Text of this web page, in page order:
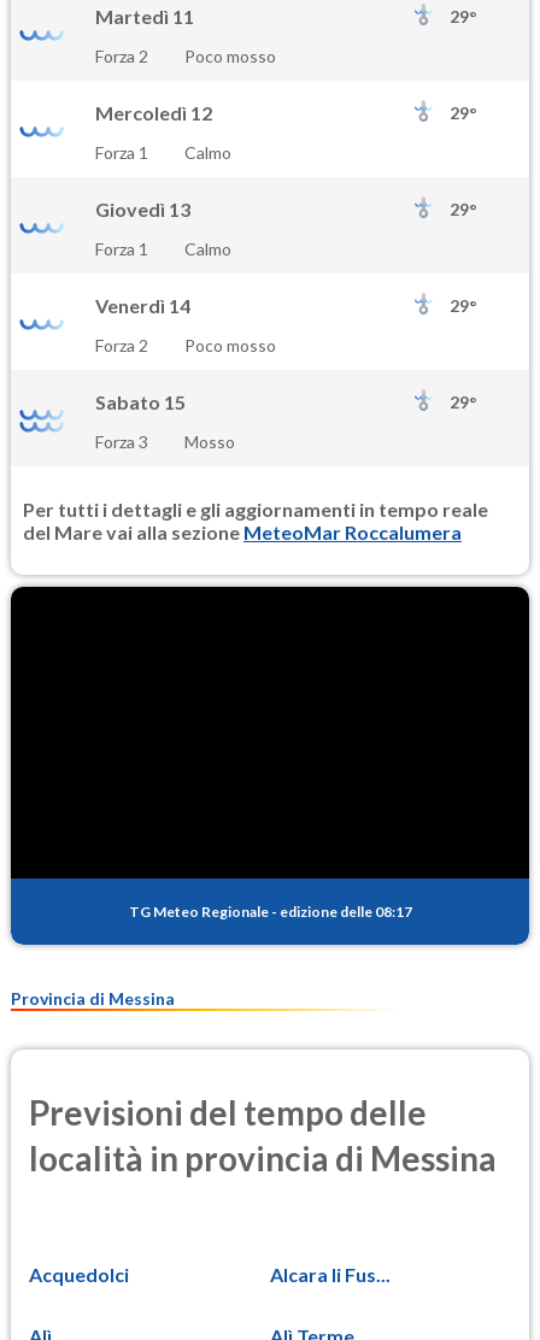
Martedì 11
29°
Forza 2
Poco mosso
Mercoledì 12
29°
Forza 1
Calmo
Giovedì 13
29°
Forza 1
Calmo
Venerdì 14
29°
Forza 2
Poco mosso
Sabato 15
29°
Forza 3
Mosso
Per tutti i dettagli e gli aggiornamenti in tempo reale
del Mare vai alla sezione MeteoMar Roccalumera
TG Meteo Regionale - edizione delle 08:17
Provincia di Messina
Previsioni del tempo delle
località in provincia di Messina
Acquedolci Alcara li Fus...